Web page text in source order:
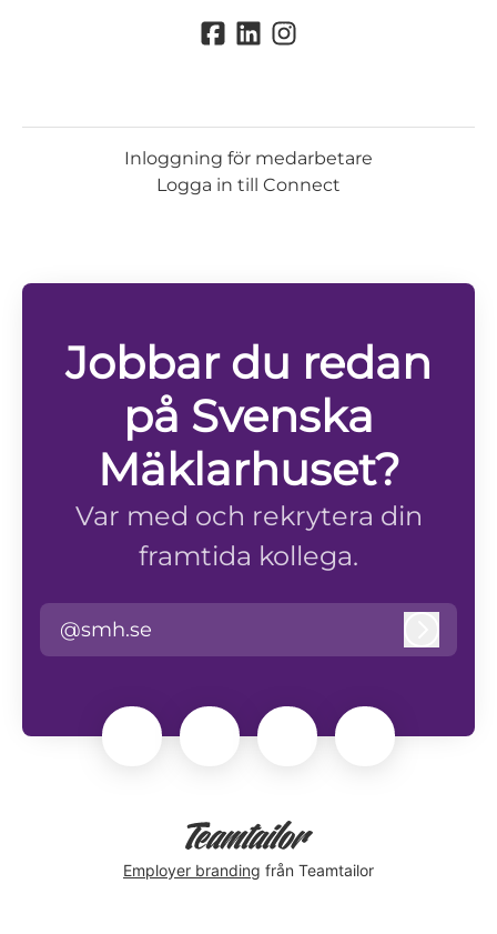
Inloggning för medarbetare
Logga in till Connect
Jobbar du redan
på Svenska
Mäklarhuset?
Var med och rekrytera din
framtida kollega.
@smh.se
Employer branding från Teamtailor